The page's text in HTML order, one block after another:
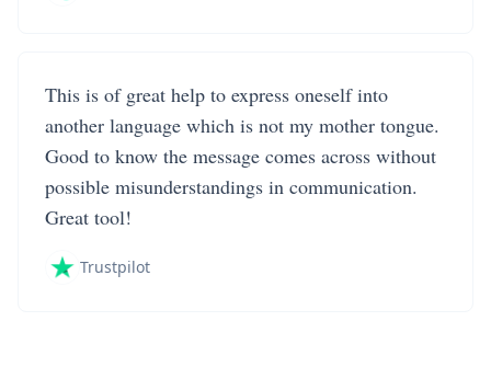
This is of great help to express oneself into
another language which is not my mother tongue.
Good to know the message comes across without
possible misunderstandings in communication.
Great tool!
Trustpilot